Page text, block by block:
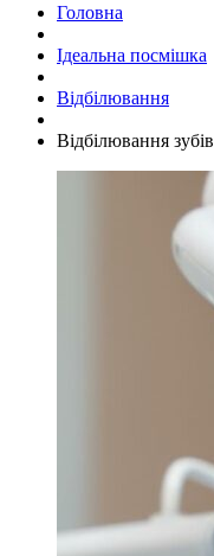
Головна
Ідеальна посмішка
Відбілювання
Відбілювання